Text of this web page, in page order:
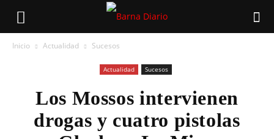
Inicio Actualidad Sucesos
Actualidad Sucesos
Los Mossos intervienen
drogas y cuatro pistolas